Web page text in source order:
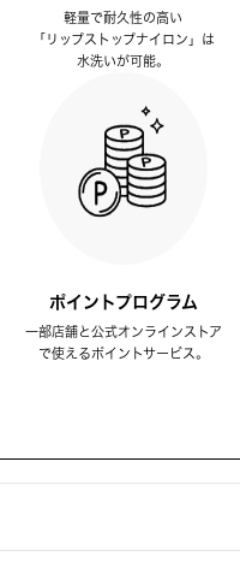
軽量で耐久性の高い
「リップストップナイロン」は
水洗いが可能。
ポイントプログラム
一部店舗と公式オンラインストア
で使えるポイントサービス。